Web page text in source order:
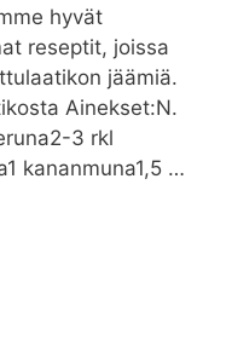
hyvät
reseptit, joissa
jäämiä.
Ainekset:N.
3 rkl
kananmuna1,5 …